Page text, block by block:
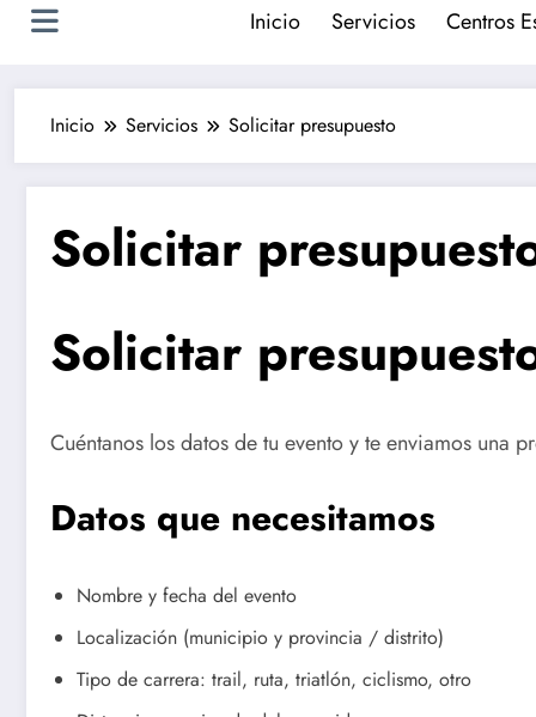
Inicio Servicios Centros
Inicio Servicios Solicitar presupuesto
Solicitar
Solicitar
Cuéntanos los datos de tu evento y te enviamos una
Datos que necesitamos
Nombre y fecha del evento
Localización (municipio y provincia / distrito)
Tipo de carrera: trail, ruta, triatlón, ciclismo, otro